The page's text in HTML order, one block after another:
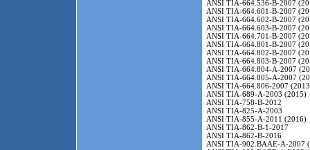
ANSI TIA-664.536-B-2007
ANSI TIA-664.601-B-2007
ANSI TIA-664.602-B-2007
ANSI TIA-664.603-B-2007
ANSI TIA-664.701-B-2007
ANSI TIA-664.801-B-2007
ANSI TIA-664.802-B-2007
ANSI TIA-664.803-B-2007
ANSI TIA-664.804-A-2007
ANSI TIA-664.805-A-2007
ANSI TIA-664.806-2007
ANSI TIA-689-A-2003 (2015)
ANSI TIA-758-B-2012
ANSI TIA-825-A-2003
ANSI TIA-855-A-2011 (2016)
ANSI TIA-862-B-1-2017
ANSI TIA-862-B-2016
ANSI TIA-902.BAAE-A-2007